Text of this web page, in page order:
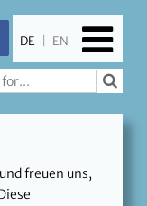
DE EN
freuen uns,